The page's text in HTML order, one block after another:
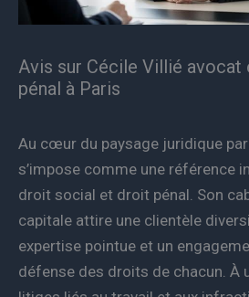
Avis sur Cécile Villié
pénal à Paris
Au cœur du paysage juridique
s’impose comme une référence
droit social et droit pénal. Son
capitale attire une clientèle
expertise pointue et un
défense des droits de chacun. À